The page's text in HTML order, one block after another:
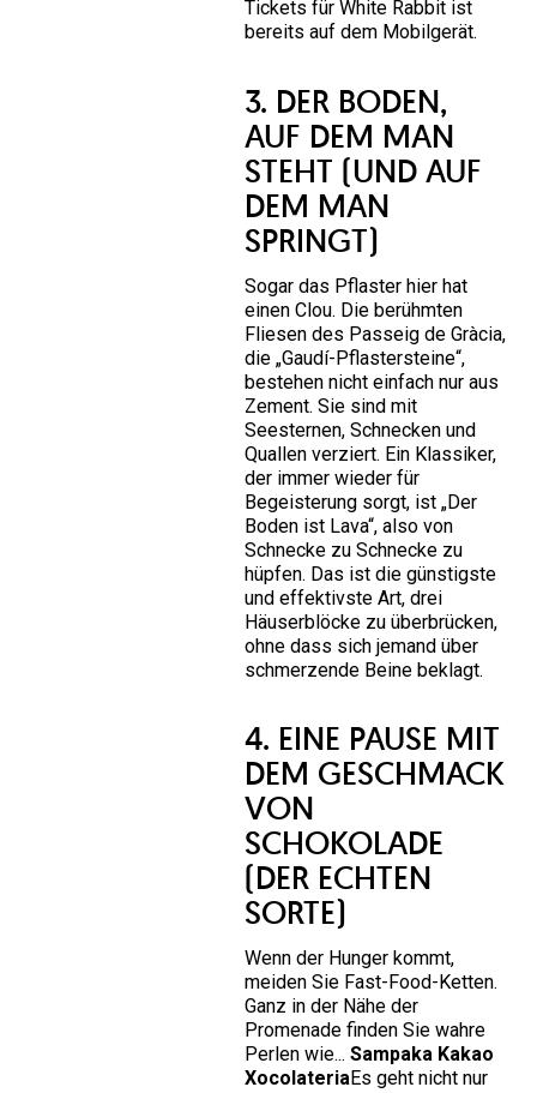
Tickets für White Rabbit ist
bereits auf dem Mobilgerät.
3. DER BODEN,
AUF DEM MAN
STEHT (UND AUF
DEM MAN
SPRINGT)
Sogar das Pflaster hier hat
einen Clou. Die berühmten
Fliesen des Passeig de Gràcia,
die „Gaudí-Pflastersteine“,
bestehen nicht einfach nur aus
Zement. Sie sind mit
Seesternen, Schnecken und
Quallen verziert. Ein Klassiker,
der immer wieder für
Begeisterung sorgt, ist „Der
Boden ist Lava“, also von
Schnecke zu Schnecke zu
hüpfen. Das ist die günstigste
und effektivste Art, drei
Häuserblöcke zu überbrücken,
ohne dass sich jemand über
schmerzende Beine beklagt.
4. EINE PAUSE MIT
DEM GESCHMACK
VON
SCHOKOLADE
(DER ECHTEN
SORTE)
Wenn der Hunger kommt,
meiden Sie Fast-Food-Ketten.
Ganz in der Nähe der
Promenade finden Sie wahre
Perlen wie...Sampaka Kakao
XocolateriaEs geht nicht nur